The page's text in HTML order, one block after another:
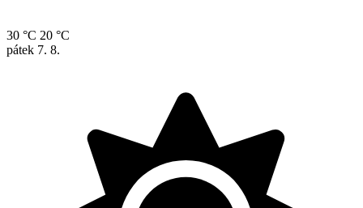
30 °C 20 °C
pátek 7. 8.